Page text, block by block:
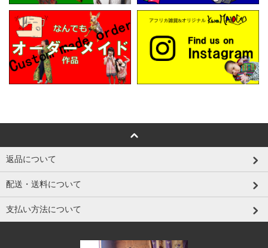
返品について
配送・送料について
支払い方法について